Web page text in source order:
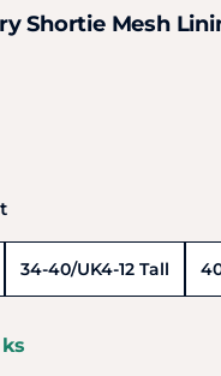
Shortie Mesh
34-40/UK4-12 Tall